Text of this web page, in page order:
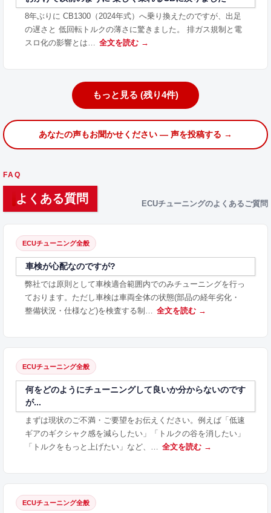
8年ぶりに CB1300（2024年式）へ乗り換えたのですが、出足
の遅さと 低回転トルクの薄さに驚きました。 排ガス規制と電
スロ化の影響とは…
全文を読む →
もっと見る (残り4件)
あなたの声もお聞かせください — 声を投稿する →
FAQ
よくある質問 ECUチューニングのよくあるご質問
ECUチューニング全般
車検が心配なのですが?
弊社では原則として車検適合範囲内でのみチューニングを行っ
ております。ただし車検は車両全体の状態(部品の経年劣化・
整備状況・仕様など)を検査する制…
全文を読む →
ECUチューニング全般
何をどのようにチューニングして良いか分からないのです
が...
まずは現状のご不満・ご要望をお伝えください。例えば「低速
ギアのギクシャク感を減らしたい」「トルクの谷を消したい」
「トルクをもっと上げたい」など、…
全文を読む →
ECUチューニング全般